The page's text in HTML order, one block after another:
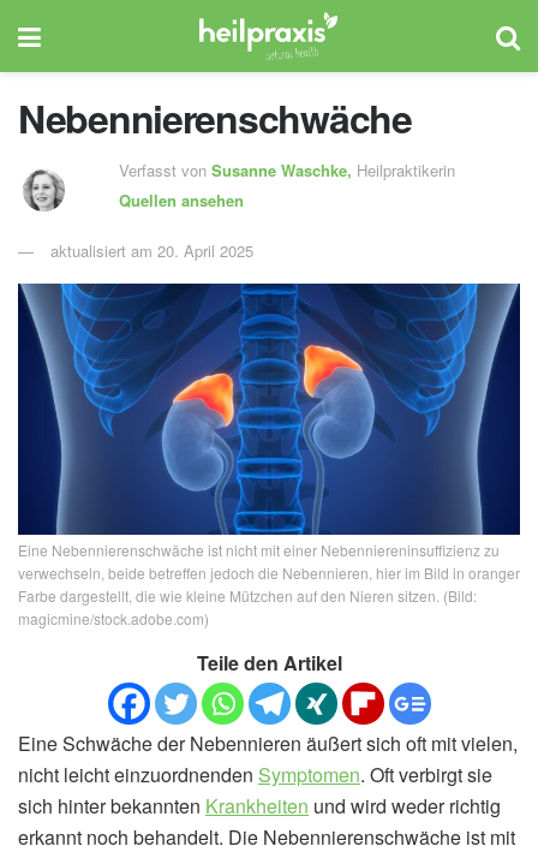
Nebennierenschwäche
Verfasst von Susanne Waschke, Heilpraktikerin
Quellen ansehen
aktualisiert am 20. April 2025
Eine Nebennierenschwäche ist nicht mit einer Nebenniereninsuffizienz zu
verwechseln, beide betreffen jedoch die Nebennieren, hier im Bild in oranger
Farbe dargestellt, die wie kleine Mützchen auf den Nieren sitzen. (Bild:
magicmine/stock.adobe.com)
Teile den Artikel
Eine Schwäche der Nebennieren äußert sich oft mit vielen,
nicht leicht einzuordnenden Symptomen. Oft verbirgt sie
sich hinter bekannten Krankheiten und wird weder richtig
erkannt noch behandelt. Die Nebennierenschwäche ist mit